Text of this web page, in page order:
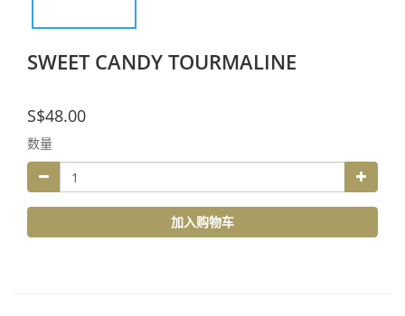
SWEET CANDY TOURMALINE
S$48.00
数量
加入购物车